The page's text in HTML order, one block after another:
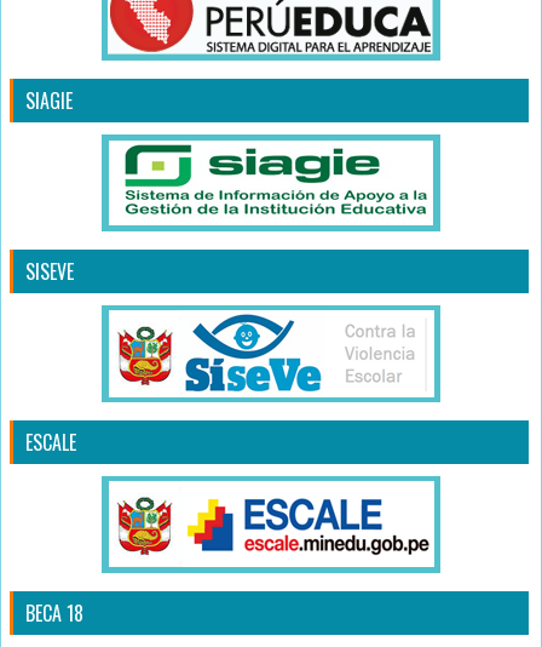
SIAGIE
SISEVE
ESCALE
BECA 18